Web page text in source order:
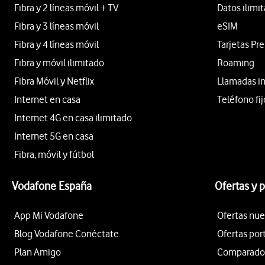
Fibra y 2 líneas móvil + TV
Fibra y 3 líneas móvil
Fibra y 4 líneas móvil
Fibra y móvil ilimitado
Fibra Móvil y Netflix
Internet en casa
Internet 4G en casa ilimitado
Internet 5G en casa
Fibra, móvil y fútbol
Datos
eSIM
Tarjetas
Roaming
Llamadas
Teléfono
Vodafone España
App Mi Vodafone
Blog Vodafone Conéctate
Plan Amigo
Ofertas y
Ofertas
Ofertas